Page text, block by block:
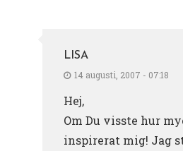
LISA
14 augusti, 2007 - 07:18
Hej,
Om Du visste hur
inspirerat mig! Jag